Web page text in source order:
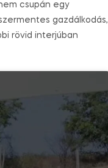
csupán egy
gazdálkodás,
rövid interjúban